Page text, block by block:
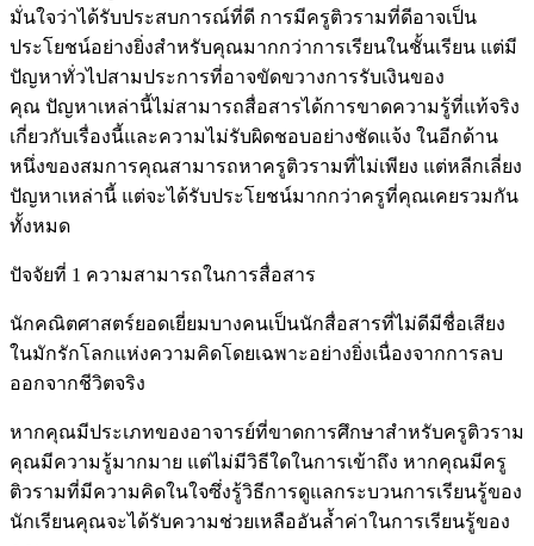
มั่นใจว่าได้รับประสบการณ์ที่ดี การมีครูติวรามที่ดีอาจเป็น
ประโยชน์อย่างยิ่งสำหรับคุณมากกว่าการเรียนในชั้นเรียน แต่มี
ปัญหาทั่วไปสามประการที่อาจขัดขวางการรับเงินของ
คุณ ปัญหาเหล่านี้ไม่สามารถสื่อสารได้การขาดความรู้ที่แท้จริง
เกี่ยวกับเรื่องนี้และความไม่รับผิดชอบอย่างชัดแจ้ง ในอีกด้าน
หนึ่งของสมการคุณสามารถหาครูติวรามที่ไม่เพียง แต่หลีกเลี่ยง
ปัญหาเหล่านี้ แต่จะได้รับประโยชน์มากกว่าครูที่คุณเคยรวมกัน
ทั้งหมด
ปัจจัยที่ 1 ความสามารถในการสื่อสาร
นักคณิตศาสตร์ยอดเยี่ยมบางคนเป็นนักสื่อสารที่ไม่ดีมีชื่อเสียง
ในมักรักโลกแห่งความคิดโดยเฉพาะอย่างยิ่งเนื่องจากการลบ
ออกจากชีวิตจริง
หากคุณมีประเภทของอาจารย์ที่ขาดการศึกษาสำหรับครูติวราม
คุณมีความรู้มากมาย แต่ไม่มีวิธีใดในการเข้าถึง หากคุณมีครู
ติวรามที่มีความคิดในใจซึ่งรู้วิธีการดูแลกระบวนการเรียนรู้ของ
นักเรียนคุณจะได้รับความช่วยเหลืออันล้ำค่าในการเรียนรู้ของ